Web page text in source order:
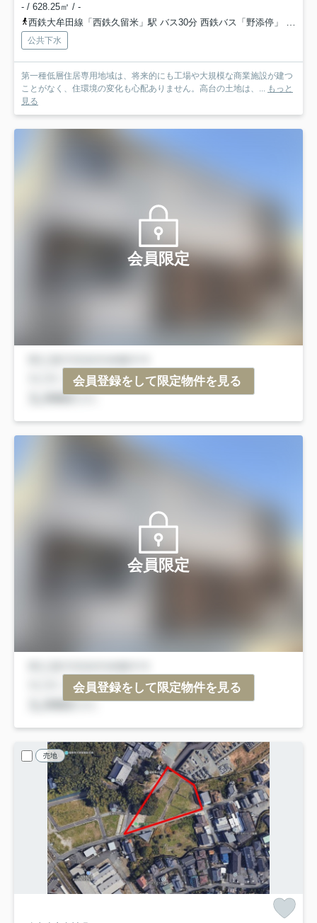
- / 628.25㎡ / -
西鉄大牟田線「西鉄久留米」駅 バス30分 西鉄バス「野添停」 停歩9分
公共下水
第一種低層住居専用地域は、将来的にも工場や大規模な商業施設が建つ
ことがなく、住環境の変化も心配ありません。高台の土地は、... もっと
見る
会員限定
会員登録をして限定物件を見る
会員限定
会員登録をして限定物件を見る
売地